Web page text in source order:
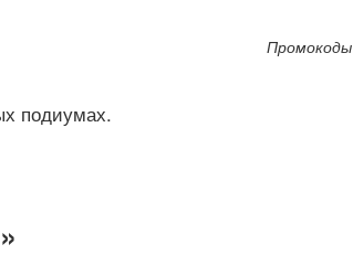
Промокоды